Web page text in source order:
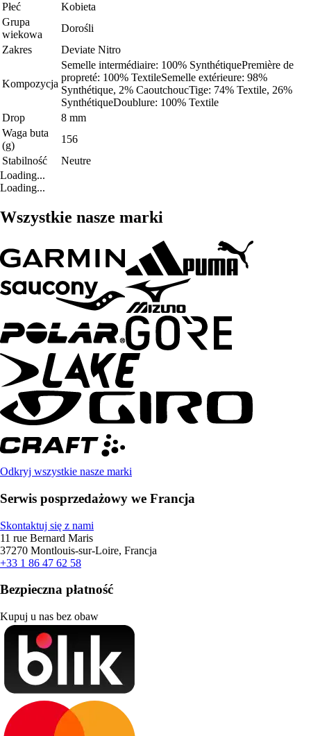
Płeć
Kobieta
Grupa
wiekowa
Dorośli
Zakres
Deviate Nitro
Kompozycja
Semelle intermédiaire: 100% SynthétiquePremière de
propreté: 100% TextileSemelle extérieure: 98%
Synthétique, 2% CaoutchoucTige: 74% Textile, 26%
SynthétiqueDoublure: 100% Textile
Drop
8 mm
Waga buta
(g)
156
Stabilność
Neutre
Loading...
Loading...
Wszystkie nasze marki
Odkryj wszystkie nasze marki
Serwis posprzedażowy we Francja
Skontaktuj się z nami
11 rue Bernard Maris
37270 Montlouis-sur-Loire, Francja
+33 1 86 47 62 58
Bezpieczna płatność
Kupuj u nas bez obaw